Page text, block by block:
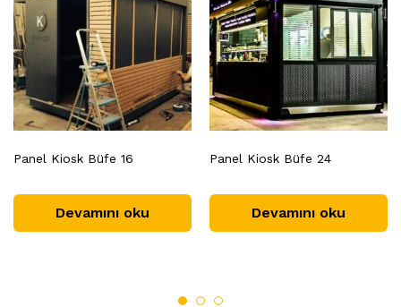
Panel Kiosk Büfe 16
Devamını oku
Panel Kiosk Büfe 24
Devamını oku